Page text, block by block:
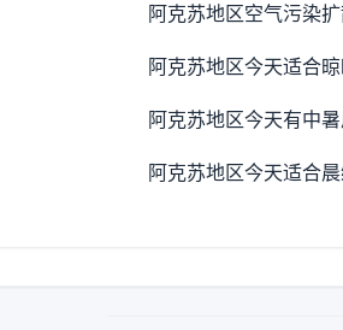
阿克苏地区空气污染扩
阿克苏地区今天适合晾
阿克苏地区今天有中暑
阿克苏地区今天适合晨